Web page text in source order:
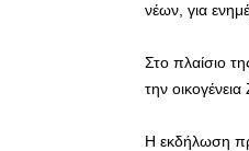
νέων, για
Στο πλαίσιο
την
Η εκδήλωση